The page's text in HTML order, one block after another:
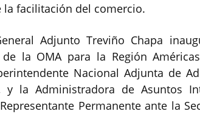
la facilitación del comercio.
Adjunto Treviño Chapa
de la OMA para la Región
Nacional Adjunta de
y la Administradora de Asuntos
Permanente ante la